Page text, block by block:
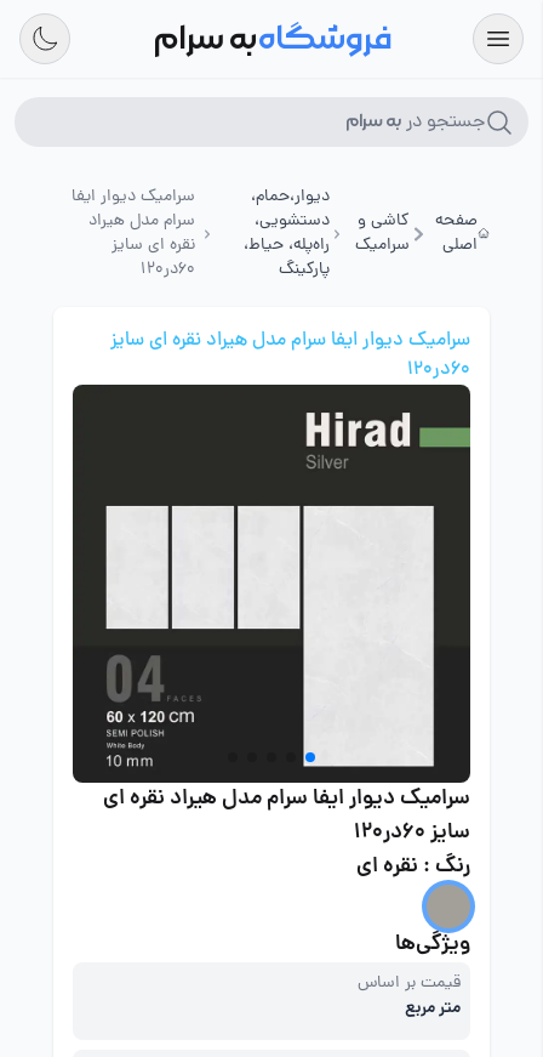
فروشگاهبه سرام
جستجو در به سرام
صفحه
اصلی
کاشی و
سرامیک
دیوار،حمام،
دستشویی،
راه‌پله، حیاط،
پارکینگ
سرامیک دیوار ایفا
سرام مدل هیراد
نقره ای سایز
60در120
سرامیک دیوار ایفا سرام مدل هیراد نقره ای سایز
60در120
سرامیک دیوار ایفا سرام مدل هیراد نقره ای
سایز 60در120
رنگ : نقره ای
ویژگی‌ها
قیمت بر اساس
متر مربع